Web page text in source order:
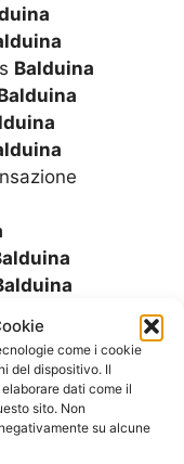
come i cookie
del dispositivo. Il
dati come il
sito. Non
su alcune
Balduina
Balduina